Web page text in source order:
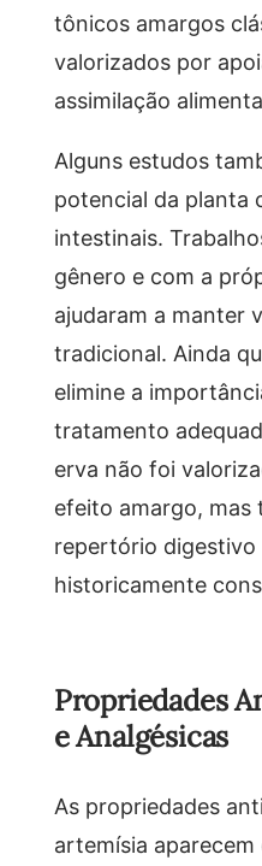
tônicos amargos
valorizados por
assimilação
Alguns estudos
potencial da planta
intestinais.
gênero e com a
ajudaram a manter
tradicional. Ainda
elimine a
tratamento
erva não foi
efeito amargo, mas
repertório digestivo
historicamente
Propriedades
e Analgésicas
As propriedades
artemísia